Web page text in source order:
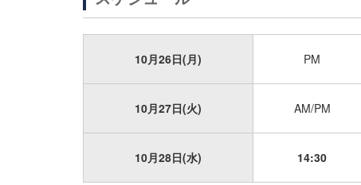
10月26日(月) PM
10月27日(火) AM/PM
10月28日(水) 14:30